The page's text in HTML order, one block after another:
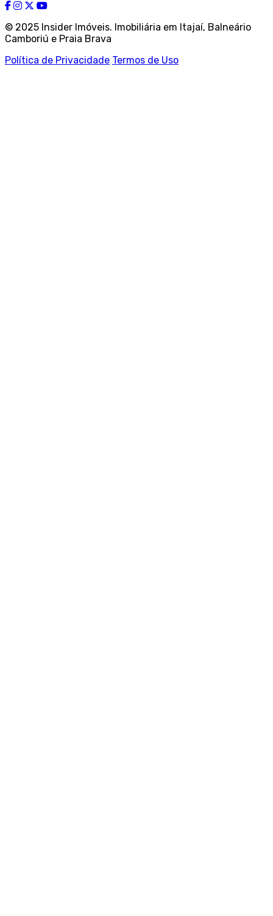
© 2025 Insider Imóveis. Imobiliária em Itajaí, Balneário
Camboriú e Praia Brava
Política de Privacidade Termos de Uso